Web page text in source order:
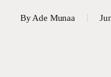
By Ade Munaa